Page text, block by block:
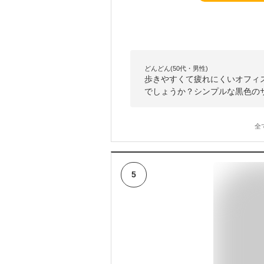
どんどん(50代・男性)
歩きやすくて疲れにくいオフ
でしょうか？シンプルな黒色
全
5